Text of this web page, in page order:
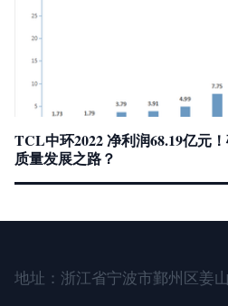
TCL中环2022 净利润68.19亿元
质量发展之路？
地址：浙江省宁波市鄞州区姜